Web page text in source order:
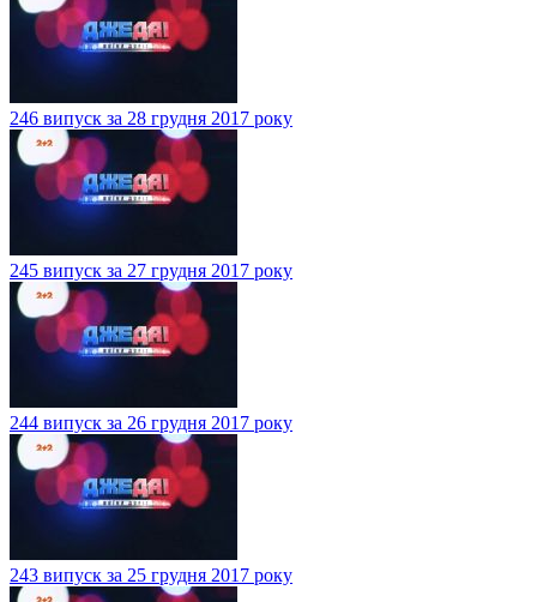
246 випуск за 28 грудня 2017 року
245 випуск за 27 грудня 2017 року
244 випуск за 26 грудня 2017 року
243 випуск за 25 грудня 2017 року